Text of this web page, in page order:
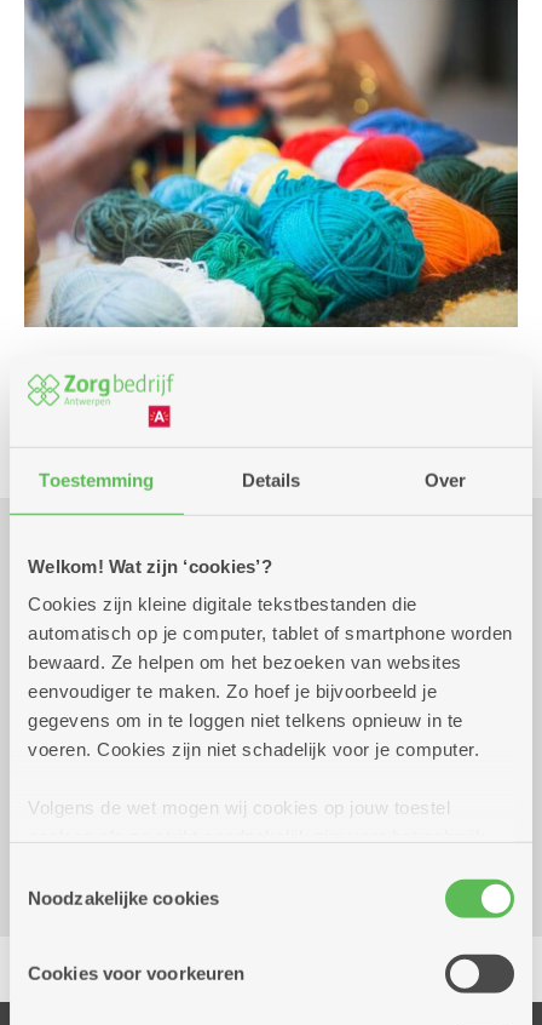
Toestemming Details Over
Welkom! Wat zijn ‘cookies’?
Cookies zijn kleine digitale tekstbestanden die
automatisch op je computer, tablet of smartphone worden
bewaard. Ze helpen om het bezoeken van websites
eenvoudiger te maken. Zo hoef je bijvoorbeeld je
gegevens om in te loggen niet telkens opnieuw in te
voeren. Cookies zijn niet schadelijk voor je computer.
Volgens de wet mogen wij cookies op jouw toestel
cookies hebben we jouw toestemming nodig. Sommige
cookies worden geplaatst door derde partijen die een
informatie over jouw (geanonimiseerd) gebruik van onze
Noodzakelijke cookies
Cookies voor voorkeuren
Club
Praktisch
Wekelijks op maandag tot 28
december 2026
13.00 uur tot
16.00 uur
Reserveer vervoer
Dienstencentrum Victor De Bruyne